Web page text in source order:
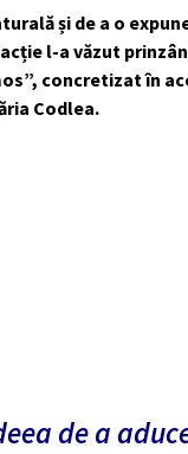
și de a o
l-a văzut
concretizat în
Codlea.
de a